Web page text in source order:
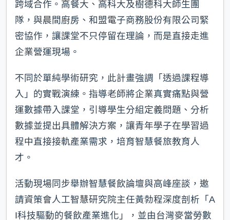
跨域合作。高餐大、高科大及樹德科大師生團
隊，與晨間廚房、和盟電子商務股份有限公司緊
密協作，讓課堂不只停留在理論，而是直接走進
企業營運現場。
不同於單純學術研究，此計畫強調「透過課程導
入」的實戰演練。指導老師將企業真實痛點與營
運數據帶入課堂，引導學生分組定義問題、分析
數據並提出具體解決方案，讓青年學子在學習過
程中直接接軌產業需求，培育智慧餐旅教育人
才。
活動現場同步舉辦智慧餐飲論壇與高峰座談，邀
請資策會人工智慧研究院主任黃勃程深度剖析「A
I科技驅動的餐飲產業進化」，並由台灣麥當勞數